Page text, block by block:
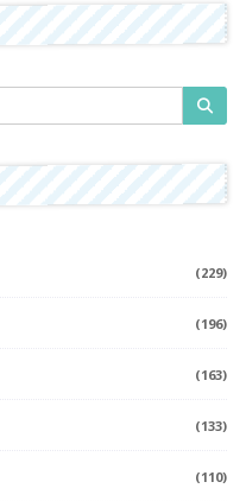
(229)
(196)
(163)
(133)
(110)